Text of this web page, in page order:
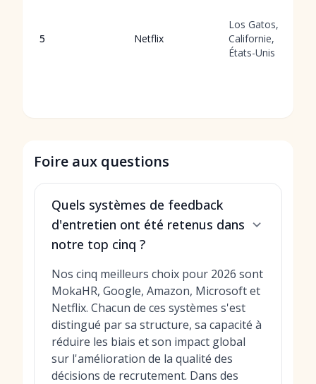
5 Netflix
Los Gatos,
Californie,
États-Unis
Foire aux questions
Quels systèmes de feedback
d'entretien ont été retenus dans
notre top cinq ?
Nos cinq meilleurs choix pour 2026 sont
MokaHR, Google, Amazon, Microsoft et
Netflix. Chacun de ces systèmes s'est
distingué par sa structure, sa capacité à
réduire les biais et son impact global
sur l'amélioration de la qualité des
décisions de recrutement. Dans des